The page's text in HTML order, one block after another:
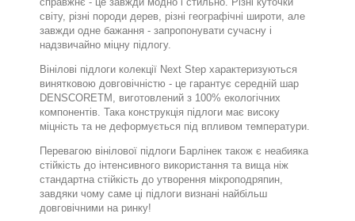
світу, різні породи дерев, різні географічні широти, але
завжди одне бажання - запропонувати сучасну і
надзвичайно міцну підлогу.
Вінілові підлоги колекції Next Step характеризуються
винятковою довговічністю - це гарантує середній шар
DENSCORETM, виготовлений з 100% екологічних
компонентів. Така конструкція підлоги має високу
міцність та не деформується під впливом температури.
Перевагою вінілової підлоги Барлінек також є неабияка
стійкість до інтенсивного використання та вища ніж
стандартна стійкість до утворення мікроподряпин,
завдяки чому саме ці підлоги визнані найбільш
довговічними на ринку!